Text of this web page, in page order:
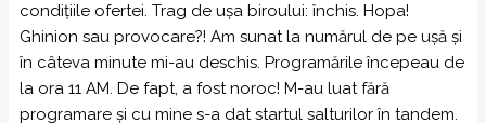
condițiile ofertei. Trag de ușa biroului: închis. Hopa!
Ghinion sau provocare?! Am sunat la numărul de pe ușă și
în câteva minute mi-au deschis. Programările începeau de
la ora 11 AM. De fapt, a fost noroc! M-au luat fără
programare și cu mine s-a dat startul salturilor în tandem.